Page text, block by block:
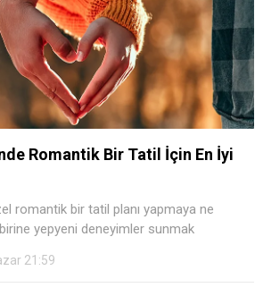
Romantik Bir Tatil İçin En İyi
romantik bir tatil planı yapmaya ne
yepyeni deneyimler sunmak
21:59